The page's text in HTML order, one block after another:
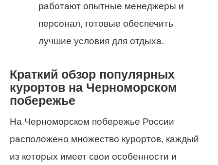
работают опытные менеджеры и
персонал, готовые обеспечить
лучшие условия для отдыха.
Краткий обзор популярных
курортов на Черноморском
побережье
На Черноморском побережье России
расположено множество курортов, каждый
из которых имеет свои особенности и